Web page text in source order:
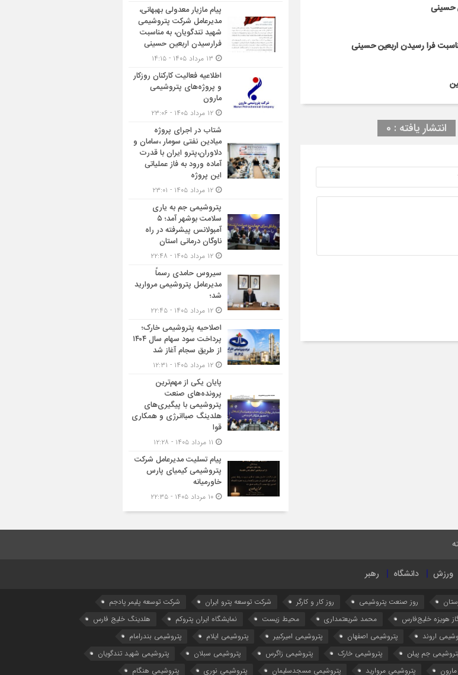
حسینی
فرا رسیدن اربعین حسینی
انتشار یافته : 0
پیام مازیار معدولی بهبهانی،
مدیرعامل شرکت پتروشیمی
شهید تندگویان، به مناسبت
فرارسیدن اربعین حسینی
اطلاعیه فعالیت کارکنان روزکار
و پروژه‌های پتروشیمی
مارون
شتاب در اجرای پروژه
میادین نفتی سومار ،سامان و
دلاوران،پترو ایران با قدرت
آماده ورود به فاز عملیاتی
این پروژه
پتروشیمی جم به یاری
سلامت بوشهر آمد؛ ۵
آمبولانس پیشرفته در راه
ناوگان درمانی استان
سیروس حامدی رسماً
مدیرعامل پتروشیمی مروارید
شد؛
اصلاحیه پتروشیمی خارک؛
پرداخت سود سهام سال ۱۴۰۴
از طریق سجام آغاز شد
پایان یکی از مهم‌ترین
پرونده‌های صنعت
پتروشیمی با پیگیری‌های
هلدینگ صباانرژی و همکاری
قوا
پیام تسلیت مدیرعامل شرکت
پتروشیمی کیمیای پارس
خاورمیانه
ورزش دانشگاه رهبر
روز صنعت پتروشیمی روز کار و کارگر شركت توسعه پترو ایران
شرکت توسعه پلیمر پادجم
هویزه خلیج‌فارس محمد شریعتمداری محیط زیست نمایشگاه ایران پتروکم
هلدینگ خلیج فارس
اروند پتروشیمی اصفهان پتروشیمی امیرکبیر پتروشیمی ایلام
پتروشیمی بندرامام
جم پیلن پتروشیمی خارک پتروشیمی زاگرس پتروشیمی سبلان
پتروشیمی شهید تندگویان
پتروشیمی مروارید پتروشیمی مسجدسلیمان پتروشیمی نوری پتروشیمی هنگام